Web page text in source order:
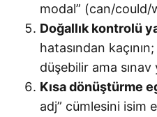
modal” (can/
Doğallık kontrolü
hatasından
düşebilir ama sınav
Kısa dönüştürme
adj” cümlesini isim